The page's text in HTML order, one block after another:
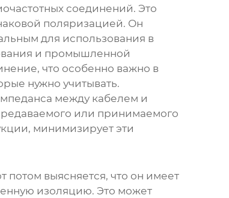
соединений. Это
поляризацией. Он
для использования в
и промышленной
что особенно важно в
нужно учитывать.
между кабелем и
или принимаемого
минимизирует эти
потом выясняется, что он имеет
изоляцию. Это может